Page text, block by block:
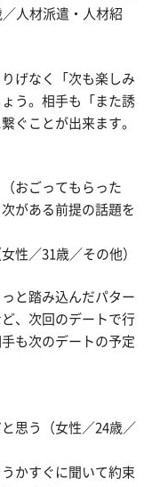
人材派遣・人材紹
げなく「次も楽しみ
う。相手も「また誘
ぐことが出来ます。
おごってもらった
がある前提の話題を
性／31歳／その他）
と踏み込んだパター
、次回のデートで行
も次のデートの予定
思う（女性／24歳／
かすぐに聞いて約束